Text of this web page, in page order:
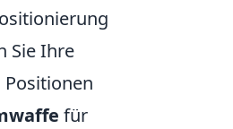
Sie Ihre
für